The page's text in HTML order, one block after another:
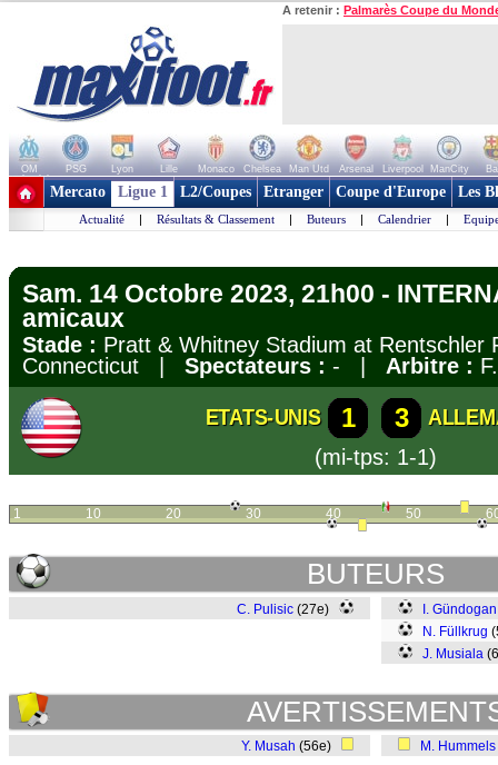
A retenir : Palmarès Coupe du
OM PSG Lyon Lille Monaco Chelsea Man Utd Arsenal Liverpool ManCity
+ de clubs
Mercato Ligue 1 L2/Coupes Etranger Coupe d'Europe Les
Actualité | Résultats & Classement | Buteurs | Calendrier |
Sam. 14 Octobre 2023, 21h00 -
amicaux
Stade : Pratt & Whitney Stadium at Rentschler
Connecticut | Spectateurs : - | Arbitre :
ETATS-UNIS 1 3
(mi-tps: 1-1)
1 10 20 30 40 50
BUTEURS
C. Pulisic (27e) I. Gündogan
N. Füllkrug
J. Musiala
Y. Musah (56e) M. Hummels